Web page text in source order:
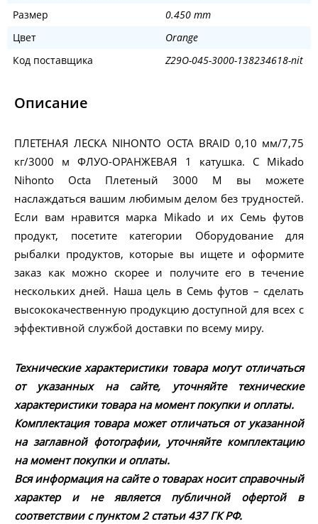
Размер
0.450 mm
Цвет
Orange
Код поставщика
Z29O-045-3000-138234618-nit
Описание
ПЛЕТЕНАЯ ЛЕСКА NIHONTO OCTA BRAID 0,10 мм/7,75
кг/3000 м ФЛУО-ОРАНЖЕВАЯ 1 катушка. С Mikado
Nihonto Octa Плетеный 3000 M вы можете
наслаждаться вашим любимым делом без трудностей.
Если вам нравится марка Mikado и их Семь футов
продукт, посетите категории Оборудование для
рыбалки продуктов, которые вы ищете и оформите
заказ как можно скорее и получите его в течение
нескольких дней. Наша цель в Семь футов – сделать
высококачественную продукцию доступной для всех с
эффективной службой доставки по всему миру.
Технические характеристики товара могут отличаться
от указанных на сайте, уточняйте технические
характеристики товара на момент покупки и оплаты.
Комплектация товара может отличаться от указанной
на заглавной фотографии, уточняйте комплектацию
на момент покупки и оплаты.
Вся информация на сайте о товарах носит справочный
характер и не является публичной офертой в
соответствии с пунктом 2 статьи 437 ГК РФ.